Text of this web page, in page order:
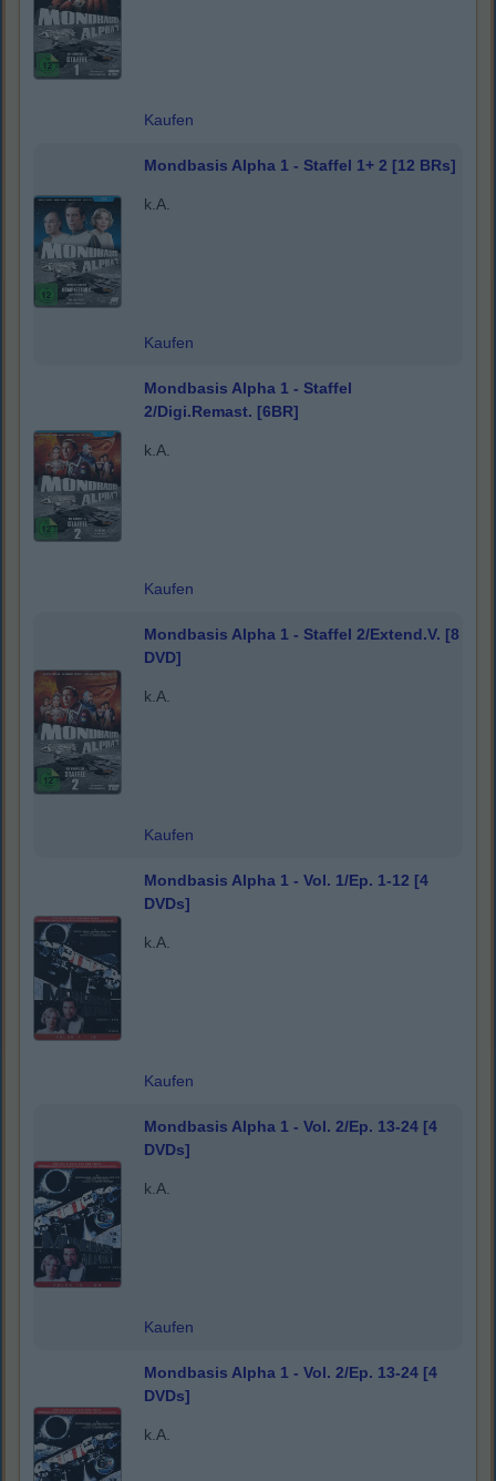
Kaufen
Mondbasis Alpha 1 - Staffel 1+ 2 [12 BRs]
k.A.
Kaufen
Mondbasis Alpha 1 - Staffel
2/Digi.Remast. [6BR]
k.A.
Kaufen
Mondbasis Alpha 1 - Staffel 2/Extend.V. [8
DVD]
k.A.
Kaufen
Mondbasis Alpha 1 - Vol. 1/Ep. 1-12 [4
DVDs]
k.A.
Kaufen
Mondbasis Alpha 1 - Vol. 2/Ep. 13-24 [4
DVDs]
k.A.
Kaufen
Mondbasis Alpha 1 - Vol. 2/Ep. 13-24 [4
DVDs]
k.A.